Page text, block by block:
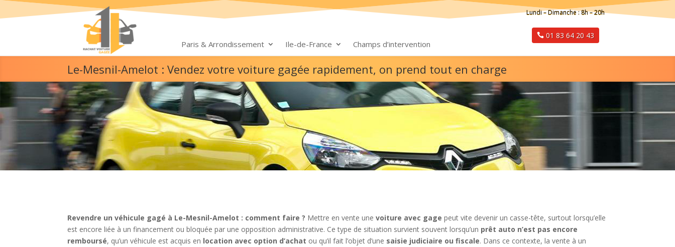
Paris & Arrondissement Ile-de-France Champs d’intervention
Lundi – Dimanche : 8h – 20h
01 83 64 20 43
Le-Mesnil-Amelot : Vendez votre voiture gagée rapidement, on prend tout en charge
Revendre un véhicule gagé à Le-Mesnil-Amelot : comment faire ? Mettre en vente unevoiture avec gage peut vite devenir un casse-tête, surtout lorsqu’elle
est encore liée à un financement ou bloquée par une opposition administrative. Ce type de situation survient souvent lorsqu’un prêt auto n’est pas encore
remboursé, qu’un véhicule est acquis en location avec option d’achat ou qu’il fait l’objet d’une saisie judiciaire ou fiscale. Dans ce contexte, la vente à un